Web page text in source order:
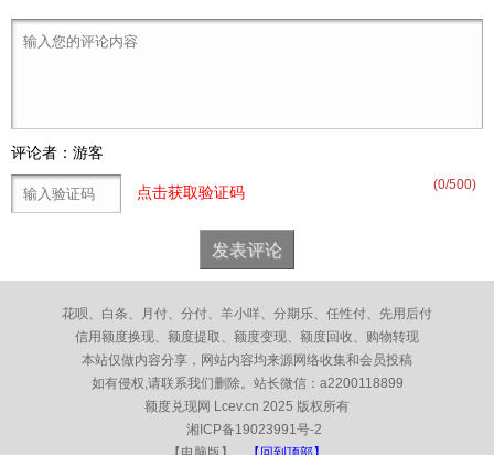
评论者：游客
(0/500)
点击获取验证码
花呗、白条、月付、分付、羊小咩、分期乐、任性付、先用后付
信用额度换现、额度提取、额度变现、额度回收、购物转现
本站仅做内容分享，网站内容均来源网络收集和会员投稿
如有侵权,请联系我们删除。 站长微信：a2200118899
额度兑现网 Lcev.cn 2025 版权所有
湘ICP备19023991号-2